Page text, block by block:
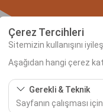
Çerez Tercihleri
Sitemizin kullanışını
Aşağıdan hangi çerez
Gerekli & Teknik
Sayfanın çalışması